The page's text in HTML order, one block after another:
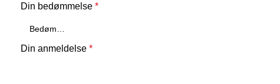
Din bedømmelse *
Din anmeldelse *